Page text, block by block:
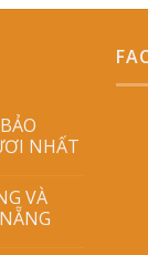
NHẤT
VÀ